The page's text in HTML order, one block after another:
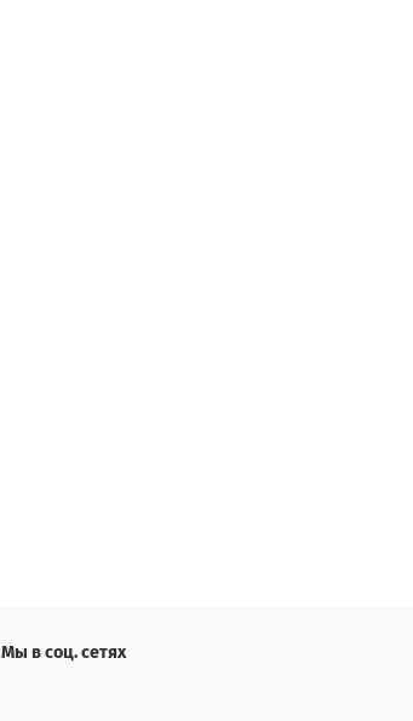
Мы в соц. сетях